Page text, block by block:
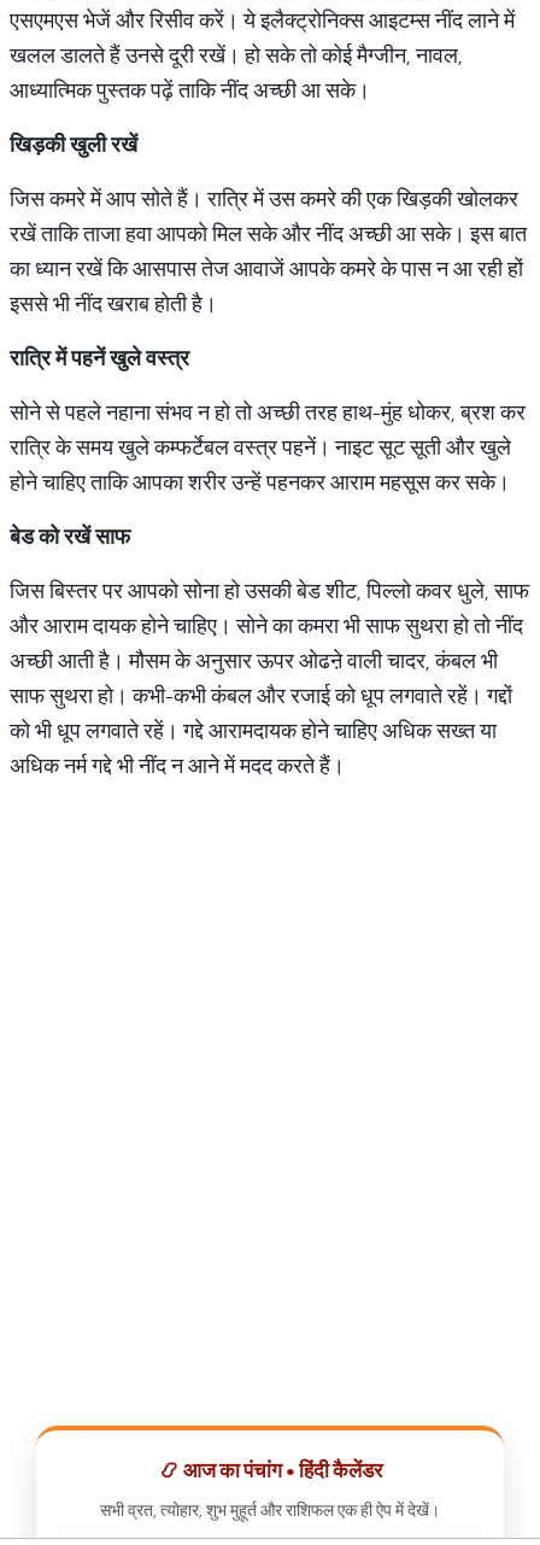
एसएमएस भेजें और रिसीव करें। ये इलैक्ट्रोनिक्स आइटम्स नींद लाने में
खलल डालते हैं उनसे दूरी रखें। हो सके तो कोई मैग्जीन, नावल,
आध्यात्मिक पुस्तक पढ़ें ताकि नींद अच्छी आ सके।
खिड़कीखुलीरखें
जिस कमरे में आप सोते हैं। रात्रि में उस कमरे की एक खिड़की खोलकर
रखें ताकि ताजा हवा आपको मिल सके और नींद अच्छी आ सके। इस बात
का ध्यान रखें कि आसपास तेज आवाजें आपके कमरे के पास न आ रही हों
इससे भी नींद खराब होती है।
रात्रिमेंपहनेंखुलेवस्त्र
सोने से पहले नहाना संभव न हो तो अच्छी तरह हाथ-मुंह धोकर, ब्रश कर
रात्रि के समय खुले कम्फर्टेबल वस्त्र पहनें। नाइट सूट सूती और खुले
होने चाहिए ताकि आपका शरीर उन्हें पहनकर आराम महसूस कर सके।
बेडकोरखेंसाफ
जिस बिस्तर पर आपको सोना हो उसकी बेड शीट, पिल्लो कवर धुले, साफ
और आराम दायक होने चाहिए। सोने का कमरा भी साफ सुथरा हो तो नींद
अच्छी आती है। मौसम के अनुसार ऊपर ओढऩे वाली चादर, कंबल भी
साफ सुथरा हो। कभी-कभी कंबल और रजाई को धूप लगवाते रहें। गद्दों
को भी धूप लगवाते रहें। गद्दे आरामदायक होने चाहिए अधिक सख्त या
अधिक नर्म गद्दे भी नींद न आने में मदद करते हैं।
📿 आज का पंचांग • हिंदी कैलेंडर
सभी व्रत, त्योहार, शुभ मुहूर्त और राशिफल एक ही ऐप में देखें।